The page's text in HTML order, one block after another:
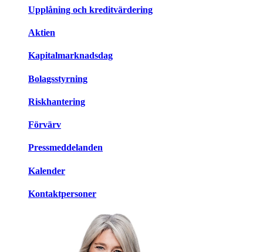
Upplåning och kreditvärdering
Aktien
Kapitalmarknadsdag
Bolagsstyrning
Riskhantering
Förvärv
Pressmeddelanden
Kalender
Kontaktpersoner